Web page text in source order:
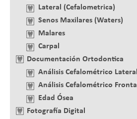
Lateral (Cefalometrica)
Senos Maxilares (Waters)
Malares
Carpal
Documentación Ortodontica
Análisis Cefalométrico Lateral
Análisis Cefalométrico Frontal
Edad Ósea
Fotografía Digital